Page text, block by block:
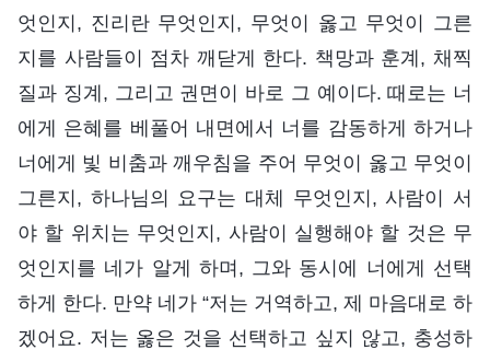
엇인지, 진리란 무엇인지, 무엇이 옳고 무엇이 그른
지를 사람들이 점차 깨닫게 한다. 책망과 훈계, 채찍
질과 징계, 그리고 권면이 바로 그 예이다. 때로는 너
에게 은혜를 베풀어 내면에서 너를 감동하게 하거나
너에게 빛 비춤과 깨우침을 주어 무엇이 옳고 무엇이
그른지, 하나님의 요구는 대체 무엇인지, 사람이 서
야 할 위치는 무엇인지, 사람이 실행해야 할 것은 무
엇인지를 네가 알게 하며, 그와 동시에 너에게 선택
하게 한다. 만약 네가 “저는 거역하고, 제 마음대로 하
겠어요. 저는 옳은 것을 선택하고 싶지 않고, 충성하